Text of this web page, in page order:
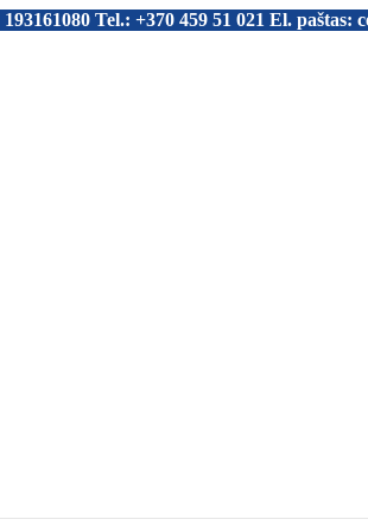
Tel.: +370 459 51 021 El. paštas: